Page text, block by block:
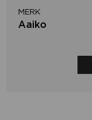
MERK
Aaiko